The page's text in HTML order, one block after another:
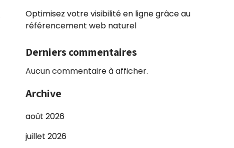
Optimisez votre visibilité en ligne grâce au
référencement web naturel
Derniers commentaires
Aucun commentaire à afficher.
Archive
août 2026
juillet 2026